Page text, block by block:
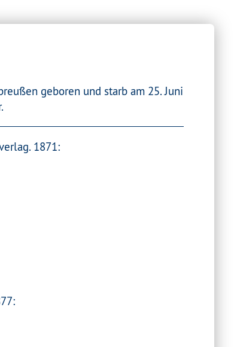
geboren und starb am 25. Juni
1871: